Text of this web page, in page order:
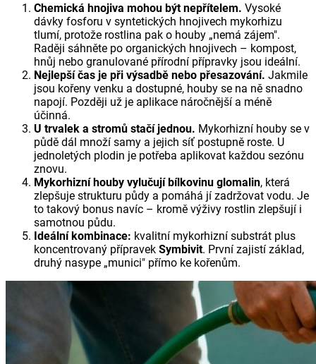
Chemická hnojiva mohou být nepřítelem. Vysoké
dávky fosforu v syntetických hnojivech mykorhizu
tlumí, protože rostlina pak o houby „nemá zájem".
Raději sáhněte po organických hnojivech – kompost,
hnůj nebo granulované přírodní přípravky jsou ideální.
Nejlepší čas je při výsadbě nebo přesazování. Jakmile
jsou kořeny venku a dostupné, houby se na ně snadno
napojí. Později už je aplikace náročnější a méně
účinná.
U trvalek a stromů stačí jednou. Mykorhizní houby se v
půdě dál množí samy a jejich síť postupně roste. U
jednoletých plodin je potřeba aplikovat každou sezónu
znovu.
Mykorhizní houby vylučují bílkovinu glomalin, která
zlepšuje strukturu půdy a pomáhá jí zadržovat vodu. Je
to takový bonus navíc – kromě výživy rostlin zlepšují i
samotnou půdu.
Ideální kombinace: kvalitní mykorhizní substrát plus
koncentrovaný přípravek Symbivit. První zajistí základ,
druhý nasype „munici" přímo ke kořenům.